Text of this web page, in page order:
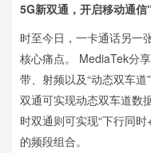
5G新双通，开启移动通信
时至今日，一卡通话另一
核心痛点。 MediaTek分
带、射频以及“动态双车
双通可实现动态双车道数
时双通则可实现“下行同
的频段组合。